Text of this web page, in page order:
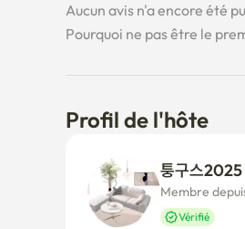
Aucun avis n'a encore été
Pourquoi ne pas être le
Profil de l'hôte
Membre
Vérifié